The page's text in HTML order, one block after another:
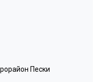
Пески